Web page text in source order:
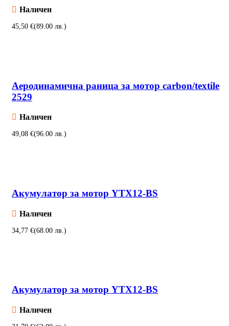
Наличен
€
Аеродинамична раница за мотор carbon/textile
2529
Наличен
€
Акумулатор за мотор YTX12-BS
Наличен
€
Акумулатор за мотор YTX12-BS
Наличен